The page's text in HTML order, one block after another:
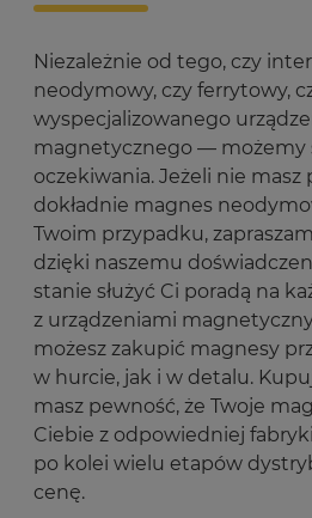
Niezależnie od tego, czy
neodymowy, czy ferrytowy,
wyspecjalizowanego
magnetycznego — możemy
oczekiwania. Jeżeli nie masz
dokładnie magnes
Twoim przypadku,
dzięki naszemu
stanie służyć Ci poradą na
z urządzeniami
możesz zakupić magnesy
w hurcie, jak i w detalu.
masz pewność, że Twoje
Ciebie z odpowiedniej
po kolei wielu etapów
cenę.